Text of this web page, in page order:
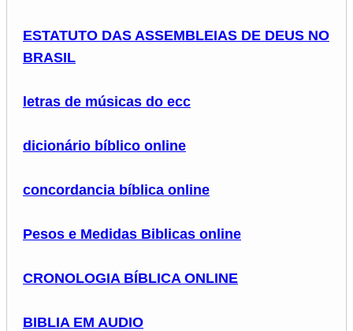
ESTATUTO DAS ASSEMBLEIAS DE DEUS NO
BRASIL
letras de músicas do ecc
dicionário bíblico online
concordancia bíblica online
Pesos e Medidas Biblicas online
CRONOLOGIA BÍBLICA ONLINE
BIBLIA EM AUDIO